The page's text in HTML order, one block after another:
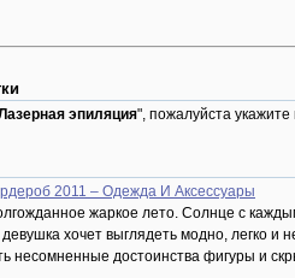
эпиляция", пожалуйста
2011 – Одежда И Аксессуары
жаркое лето. Солнце с
девушка хочет выглядеть модно, легко
несомненные достоинства фигуры и